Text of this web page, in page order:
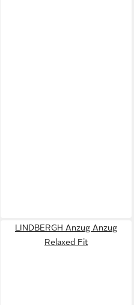
LINDBERGH Anzug Anzug
Relaxed Fit